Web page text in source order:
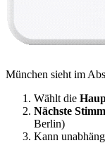
München sieht im
Wählt die
Nächste
Berlin)
Kann